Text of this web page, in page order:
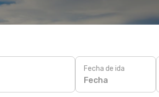
Fecha de ida
Fecha